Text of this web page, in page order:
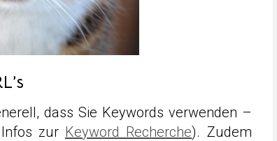
dass Sie Keywords verwenden –
zur Keyword Recherche). Zudem